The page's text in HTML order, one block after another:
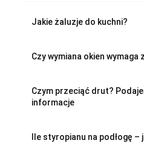
Jakie żaluzje do kuchni?
Czy wymiana okien wymaga
Czym przeciąć drut?
informacje
Ile styropianu na podłogę